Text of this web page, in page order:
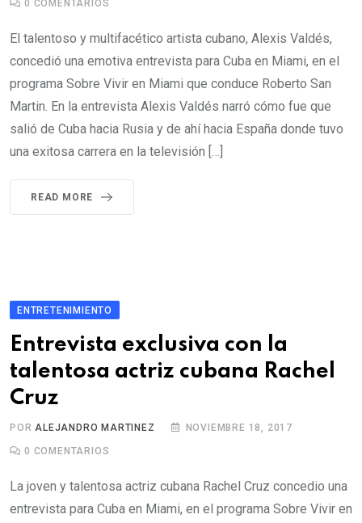
0 COMENTARIOS
El talentoso y multifacético artista cubano, Alexis Valdés,
concedió una emotiva entrevista para Cuba en Miami, en el
programa Sobre Vivir en Miami que conduce Roberto San
Martin. En la entrevista Alexis Valdés narró cómo fue que
salió de Cuba hacia Rusia y de ahí hacia España donde tuvo
una exitosa carrera en la televisión […]
READ MORE
ENTRETENIMIENTO
Entrevista exclusiva con la
talentosa actriz cubana Rachel
Cruz
PORALEJANDRO MARTINEZ NOVIEMBRE 18, 2017
0 COMENTARIOS
La joven y talentosa actriz cubana Rachel Cruz concedio una
entrevista para Cuba en Miami, en el programa Sobre Vivir en